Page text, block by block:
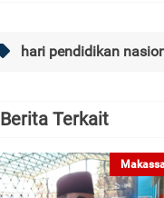
hari pendidikan
Berita Terkait